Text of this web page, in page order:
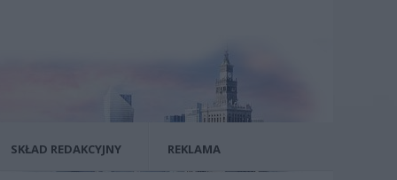
SKŁAD REDAKCYJNY REKLAMA